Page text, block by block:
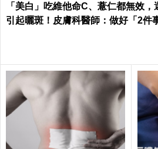
「美白」吃維他命C、薏仁都無效，
引起曬斑！皮膚科醫師：做好「2件